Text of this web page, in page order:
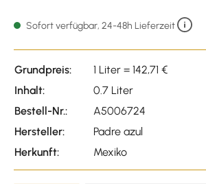
Sofort verfügbar, 24-48h Lieferzeit
Grundpreis:
1 Liter = 142,71 €
Inhalt:
0.7 Liter
Bestell-Nr.:
A5006724
Hersteller:
Padre azul
Herkunft:
Mexiko